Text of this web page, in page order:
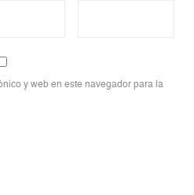
y web en este navegador para la